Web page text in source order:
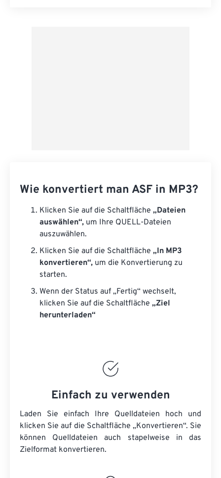
Wie konvertiert man ASF in MP3?
Klicken Sie auf die Schaltfläche „Dateien
auswählen“, um Ihre QUELL-Dateien
auszuwählen.
Klicken Sie auf die Schaltfläche „In MP3
konvertieren“, um die Konvertierung zu
starten.
Wenn der Status auf „Fertig“ wechselt,
klicken Sie auf die Schaltfläche „Ziel
herunterladen“
Einfach zu verwenden
Laden Sie einfach Ihre Quelldateien hoch und
klicken Sie auf die Schaltfläche „Konvertieren“. Sie
können Quelldateien auch stapelweise in das
Zielformat konvertieren.